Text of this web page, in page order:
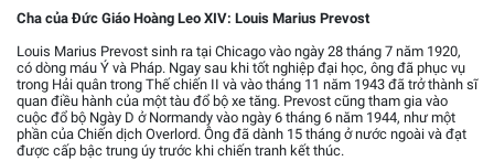
Cha của Đức Giáo Hoàng Leo XIV: Louis Marius Prevost
Louis Marius Prevost sinh ra tại Chicago vào ngày 28 tháng 7 năm 1920,
có dòng máu Ý và Pháp. Ngay sau khi tốt nghiệp đại học, ông đã phục vụ
trong Hải quân trong Thế chiến II và vào tháng 11 năm 1943 đã trở thành sĩ
quan điều hành của một tàu đổ bộ xe tăng. Prevost cũng tham gia vào
cuộc đổ bộ Ngày D ở Normandy vào ngày 6 tháng 6 năm 1944, như một
phần của Chiến dịch Overlord. Ông đã dành 15 tháng ở nước ngoài và đạt
được cấp bậc trung úy trước khi chiến tranh kết thúc.